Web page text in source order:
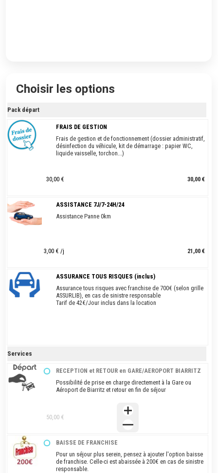
Choisir les options
Pack départ
FRAIS DE GESTION
Frais de gestion et de fonctionnement (dossier administratif,
désinfection du véhicule, kit de démarrage : papier WC,
liquide vaisselle, torchon...)
30,00 €
30,00 €
ASSISTANCE 7J/7-24H/24
Assistance Panne 0km
21,00 €
3,00 € /j
ASSURANCE TOUS RISQUES (inclus)
Assurance tous risques avec franchise de 700€ (selon grille
ASSURLIB), en cas de sinistre responsable
Tarif de 42€/Jour inclus dans la location
Services
RECEPTION et RETOUR en GARE/AEROPORT BIARRITZ
Possibilité de prise en charge directement à la Gare ou
Aéroport de Biarritz et retour en fin de séjour
50,00 €
BAISSE DE FRANCHISE
Pour un séjour plus serein, pensez à ajouter l'option baisse
de franchise. Celle-ci est abaissée à 200€ en cas de sinistre
responsable.